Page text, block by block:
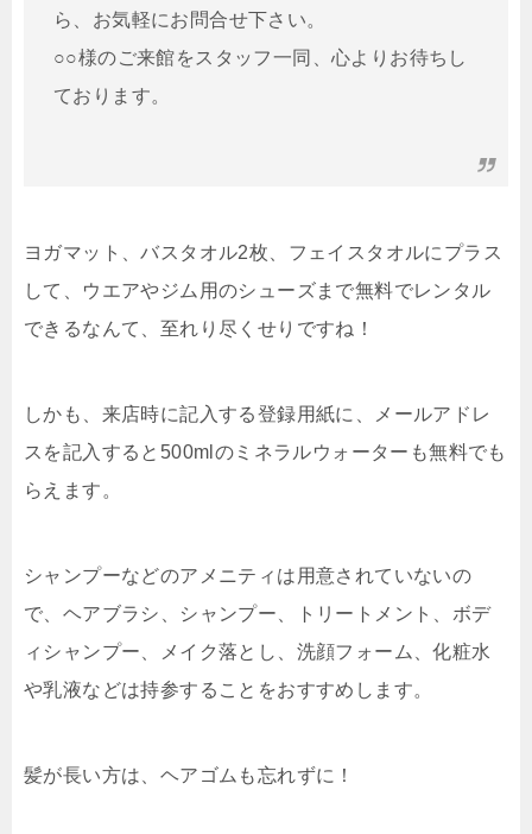
ら、お気軽にお問合せ下さい。
○○様のご来館をスタッフ一同、心よりお待ちし
ております。
ヨガマット、バスタオル2枚、フェイスタオルにプラス
して、ウエアやジム用のシューズまで無料でレンタル
できるなんて、至れり尽くせりですね！
しかも、来店時に記入する登録用紙に、メールアドレ
スを記入すると500mlのミネラルウォーターも無料でも
らえます。
シャンプーなどのアメニティは用意されていないの
で、ヘアブラシ、シャンプー、トリートメント、ボデ
ィシャンプー、メイク落とし、洗顔フォーム、化粧水
や乳液などは持参することをおすすめします。
髪が長い方は、ヘアゴムも忘れずに！